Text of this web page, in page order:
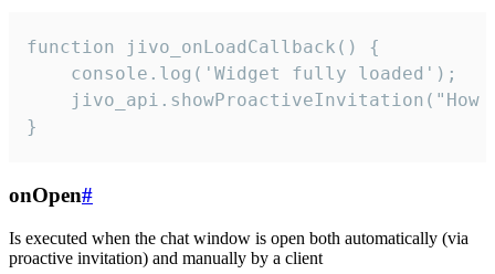
function jivo_onLoadCallback() {
    console.log('Widget fully loaded');
jivo_api.showProactiveInvitation("How
}
onOpen#
Is executed when the chat window is open both automatically (via
proactive invitation) and manually by a client